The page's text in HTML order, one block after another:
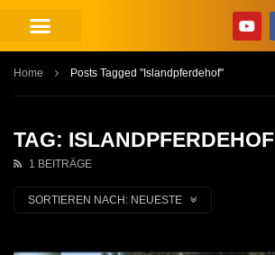
Home Posts Tagged "Islandpferdehof"
TAG: ISLANDPFERDEHOF
1 BEITRÄGE
SORTIEREN NACH: NEUESTE